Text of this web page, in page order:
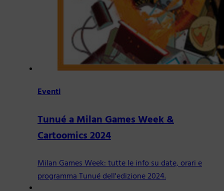
Eventi
Tunué a Milan Games Week &
Cartoomics 2024
Milan Games Week: tutte le info su date, orari e
programma Tunué dell'edizione 2024.